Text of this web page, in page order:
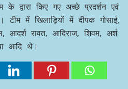
के द्वारा किए गए अच्छे प्रदर्शन एवं
में खिलाड़ियों में दीपक गोसाई,
आदर्श रावत, आदिराज, शिवम, अर्श
आदि थे।